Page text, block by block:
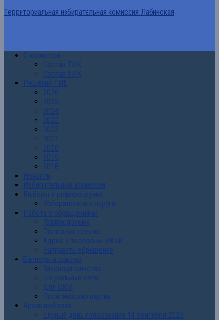
Территориальная избирательная комиссия Лабинская
О комиссии
Состав ТИК
Состав УИК
Решения ТИК
2026
2025
2024
2023
2022
2021
2020
2019
2018
Новости
Избирательные комиссии
Выборы и референдумы
Избирательные округа
Работа с обращениями
График приема
Полезные ссылки
Адрес и телефоны ИККК
Направить обращение
Баннеры и ссылки
Законодательство
Социальные сети
Для СМИ
Политические партии
Архив выборов
Единый день голосования 14 сентября 2025